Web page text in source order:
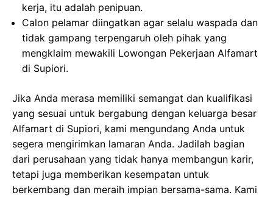
kerja, itu adalah penipuan.
Calon pelamar diingatkan agar selalu waspada dan
tidak gampang terpengaruh oleh pihak yang
mengklaim mewakili Lowongan Pekerjaan Alfamart
di Supiori.
Jika Anda merasa memiliki semangat dan kualifikasi
yang sesuai untuk bergabung dengan keluarga besar
Alfamart di Supiori, kami mengundang Anda untuk
segera mengirimkan lamaran Anda. Jadilah bagian
dari perusahaan yang tidak hanya membangun karir,
tetapi juga memberikan kesempatan untuk
berkembang dan meraih impian bersama-sama. Kami